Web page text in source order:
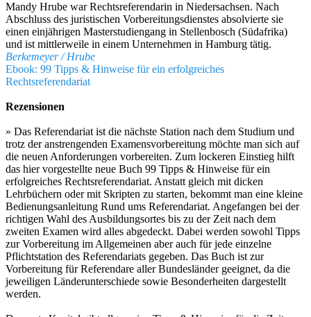
Mandy Hrube war Rechtsreferendarin in Niedersachsen. Nach
Abschluss des juristischen Vorbereitungsdienstes absolvierte sie
einen einjährigen Masterstudiengang in Stellenbosch (Südafrika)
und ist mittlerweile in einem Unternehmen in Hamburg tätig.
Berkemeyer / Hrube
Ebook: 99 Tipps & Hinweise für ein erfolgreiches
Rechtsreferendariat
Rezensionen
» Das Referendariat ist die nächste Station nach dem Studium und
trotz der anstrengenden Examensvorbereitung möchte man sich auf
die neuen Anforderungen vorbereiten. Zum lockeren Einstieg hilft
das hier vorgestellte neue Buch 99 Tipps & Hinweise für ein
erfolgreiches Rechtsreferendariat. Anstatt gleich mit dicken
Lehrbüchern oder mit Skripten zu starten, bekommt man eine kleine
Bedienungsanleitung Rund ums Referendariat. Angefangen bei der
richtigen Wahl des Ausbildungsortes bis zu der Zeit nach dem
zweiten Examen wird alles abgedeckt. Dabei werden sowohl Tipps
zur Vorbereitung im Allgemeinen aber auch für jede einzelne
Pflichtstation des Referendariats gegeben. Das Buch ist zur
Vorbereitung für Referendare aller Bundesländer geeignet, da die
jeweiligen Länderunterschiede sowie Besonderheiten dargestellt
werden.